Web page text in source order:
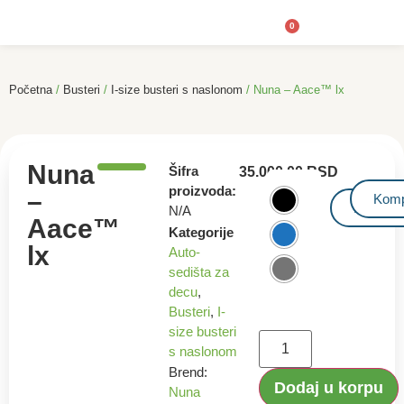
0
Početna/ Busteri / I-size busteri s naslonom / Nuna – Aace™ lx
Nuna
–
Aace™
lx
Šifra
proizvoda:
N/A
Kategorije
Auto-
sedišta za
decu,
Busteri, I-
size busteri
s naslonom
Brend:
Nuna
35.000,00 RSD
Dodaj u korpu